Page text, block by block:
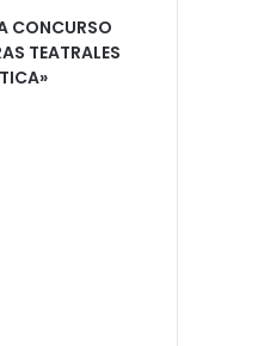
CONCURSO
TEATRALES